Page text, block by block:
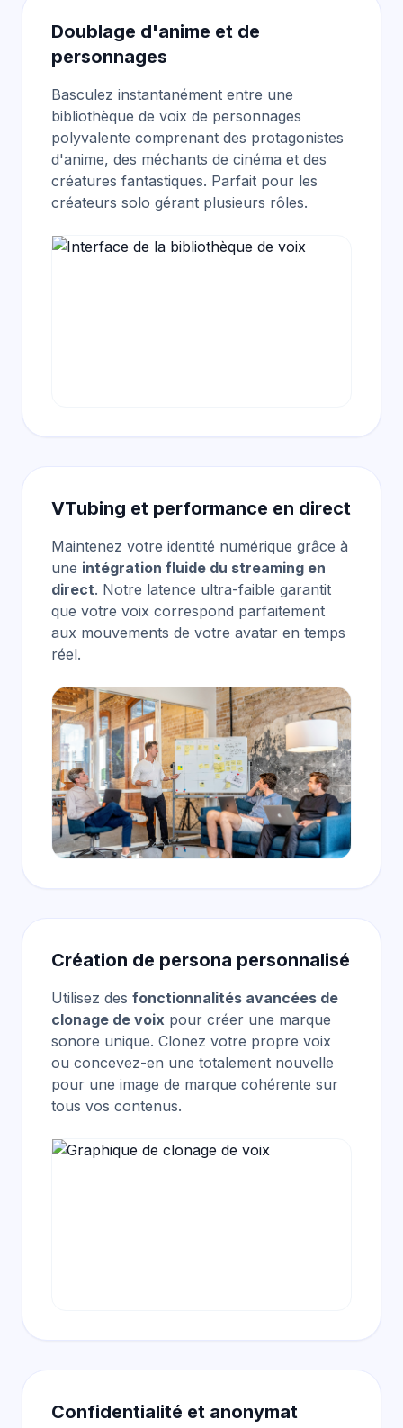
Doublage d'anime et de
personnages
Basculez instantanément entre une
bibliothèque de voix de personnages
polyvalente comprenant des protagonistes
d'anime, des méchants de cinéma et des
créatures fantastiques. Parfait pour les
créateurs solo gérant plusieurs rôles.
VTubing et performance en direct
Maintenez votre identité numérique grâce à
une intégration fluide du streaming en
direct. Notre latence ultra-faible garantit
que votre voix correspond parfaitement
aux mouvements de votre avatar en temps
réel.
Création de persona personnalisé
Utilisez des fonctionnalités avancées de
clonage de voix pour créer une marque
sonore unique. Clonez votre propre voix
ou concevez-en une totalement nouvelle
pour une image de marque cohérente sur
tous vos contenus.
Confidentialité et anonymat